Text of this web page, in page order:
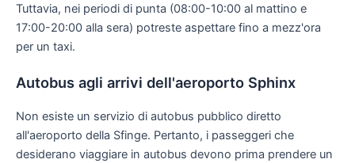
Tuttavia, nei periodi di punta (08:00-10:00 al mattino e
17:00-20:00 alla sera) potreste aspettare fino a mezz'ora
per un taxi.
Autobus agli arrivi dell'aeroporto Sphinx
Non esiste un servizio di autobus pubblico diretto
all'aeroporto della Sfinge. Pertanto, i passeggeri che
desiderano viaggiare in autobus devono prima prendere un